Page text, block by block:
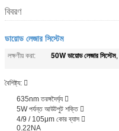
বিবরণ
ডায়োড লেজার সিস্টেম
লক্ষণীয় করা: 50W ডায়োড লেজার সিস্টেম,
বৈশিষ্ট্য: 
635nm তরঙ্গদৈর্ঘ্য 
5W পর্যন্ত আউটপুট শক্তি 
4/9 / 105μm কোর ব্যাস 
0.22NA